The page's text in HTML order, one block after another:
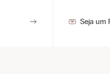
Seja um